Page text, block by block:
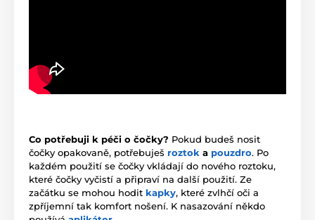
Co potřebuji k péči o čočky? Pokud budeš nosit
čočky opakovaně, potřebuješ roztok a pouzdro. Po
každém použití se čočky vkládají do nového roztoku,
které čočky vyčistí a připraví na další použití. Ze
začátku se mohou hodit kapky, které zvlhčí oči a
zpříjemní tak komfort nošení. K nasazování někdo